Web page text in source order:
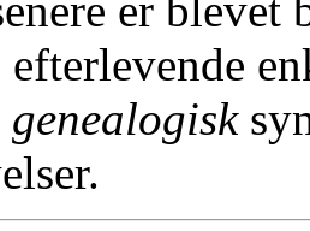
efterlevende
genealogisk